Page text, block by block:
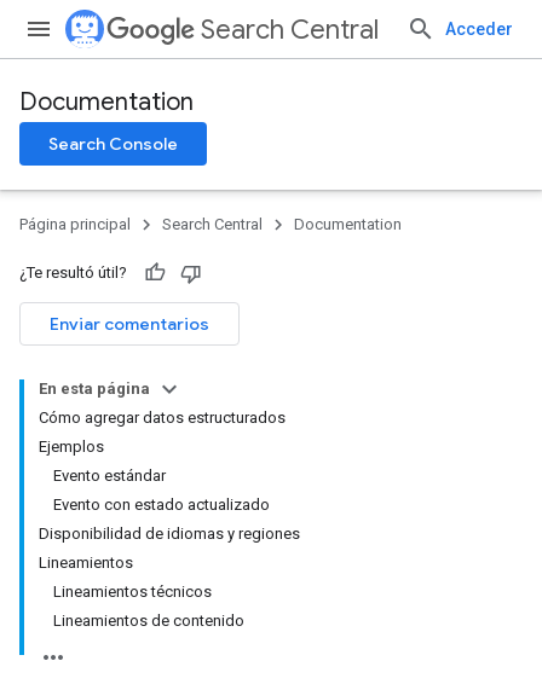
Search Central Acceder
Documentation
Search Console
Página principal Search Central Documentation
¿Te resultó útil?
Enviar comentarios
En esta página
Cómo agregar datos estructurados
Ejemplos
Evento estándar
Evento con estado actualizado
Disponibilidad de idiomas y regiones
Lineamientos
Lineamientos técnicos
Lineamientos de contenido